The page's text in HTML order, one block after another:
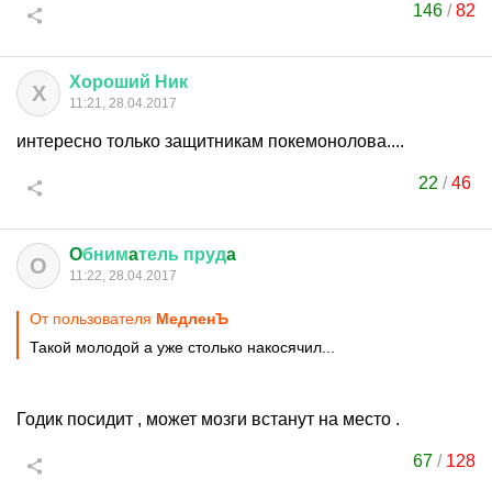
146 /82
Х Хороший Ник
11:21, 28.04.2017
интересно только защитникам покемонолова....
22 /46
O Oбнимaтель прудa
11:22, 28.04.2017
От пользователя МедленЪ
Такой молодой а уже столько накосячил...
Годик посидит , может мозги встанут на место .
67 / 128